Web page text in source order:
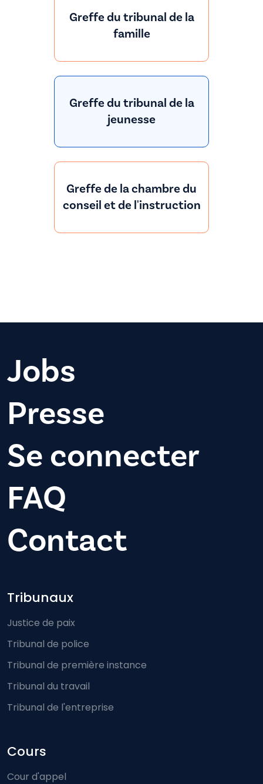
Greffe du tribunal de la
famille
Greffe du tribunal de la
jeunesse
Greffe de la chambre du
conseil et de l'instruction
Jobs
Presse
Se connecter
FAQ
Contact
Footer-menu
Tribunaux
Justice de paix
Tribunal de police
Tribunal de première instance
Tribunal du travail
Tribunal de l'entreprise
Cours
Cour d'appel